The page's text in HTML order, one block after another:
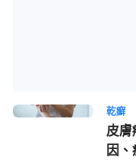
乾癬
皮膚
因、